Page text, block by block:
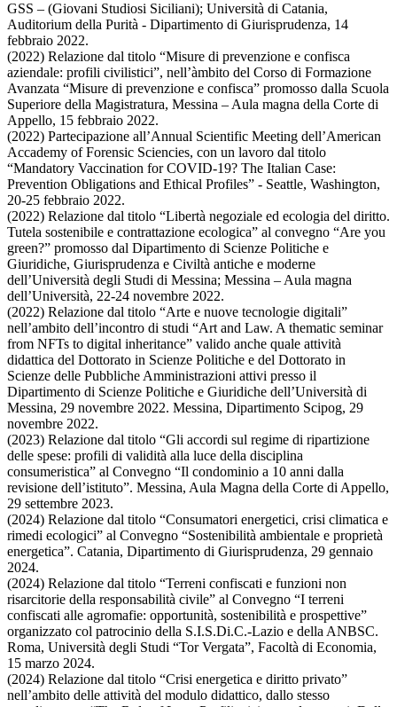
GSS – (Giovani Studiosi Siciliani); Università di Catania,
Auditorium della Purità - Dipartimento di Giurisprudenza, 14
febbraio 2022.
(2022) Relazione dal titolo “Misure di prevenzione e confisca
aziendale: profili civilistici”, nell’àmbito del Corso di Formazione
Avanzata “Misure di prevenzione e confisca” promosso dalla Scuola
Superiore della Magistratura, Messina – Aula magna della Corte di
Appello, 15 febbraio 2022.
(2022) Partecipazione all’Annual Scientific Meeting dell’American
Accademy of Forensic Sciencies, con un lavoro dal titolo
“Mandatory Vaccination for COVID-19? The Italian Case:
Prevention Obligations and Ethical Profiles” - Seattle, Washington,
20-25 febbraio 2022.
(2022) Relazione dal titolo “Libertà negoziale ed ecologia del diritto.
Tutela sostenibile e contrattazione ecologica” al convegno “Are you
green?” promosso dal Dipartimento di Scienze Politiche e
Giuridiche, Giurisprudenza e Civiltà antiche e moderne
dell’Università degli Studi di Messina; Messina – Aula magna
dell’Università, 22-24 novembre 2022.
(2022) Relazione dal titolo “Arte e nuove tecnologie digitali”
nell’ambito dell’incontro di studi “Art and Law. A thematic seminar
from NFTs to digital inheritance” valido anche quale attività
didattica del Dottorato in Scienze Politiche e del Dottorato in
Scienze delle Pubbliche Amministrazioni attivi presso il
Dipartimento di Scienze Politiche e Giuridiche dell’Università di
Messina, 29 novembre 2022. Messina, Dipartimento Scipog, 29
novembre 2022.
(2023) Relazione dal titolo “Gli accordi sul regime di ripartizione
delle spese: profili di validità alla luce della disciplina
consumeristica” al Convegno “Il condominio a 10 anni dalla
revisione dell’istituto”. Messina, Aula Magna della Corte di Appello,
29 settembre 2023.
(2024) Relazione dal titolo “Consumatori energetici, crisi climatica e
rimedi ecologici” al Convegno “Sostenibilità ambientale e proprietà
energetica”. Catania, Dipartimento di Giurisprudenza, 29 gennaio
2024.
(2024) Relazione dal titolo “Terreni confiscati e funzioni non
risarcitorie della responsabilità civile” al Convegno “I terreni
confiscati alle agromafie: opportunità, sostenibilità e prospettive”
organizzato col patrocinio della S.I.S.Di.C.-Lazio e della ANBSC.
Roma, Università degli Studi “Tor Vergata”, Facoltà di Economia,
15 marzo 2024.
(2024) Relazione dal titolo “Crisi energetica e diritto privato”
nell’ambito delle attività del modulo didattico, dallo stesso